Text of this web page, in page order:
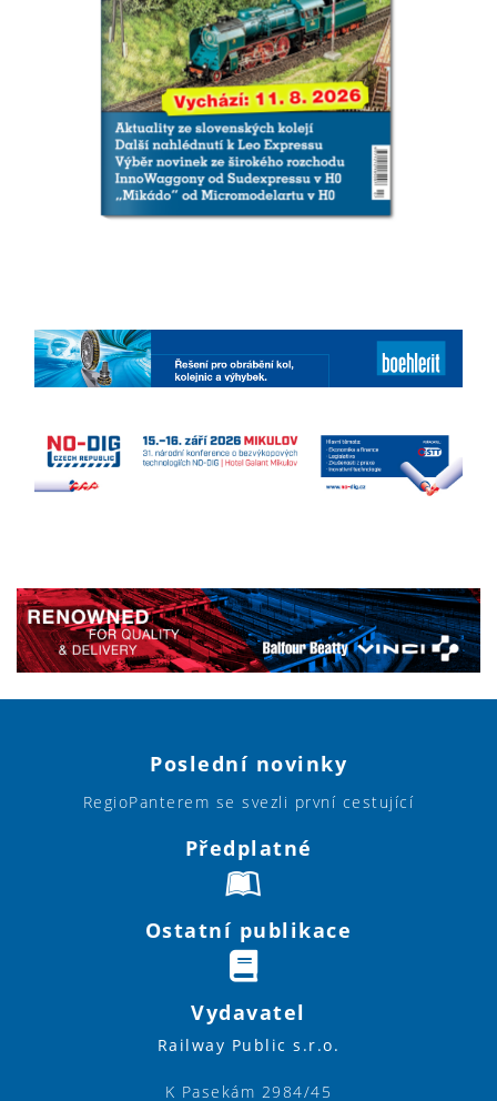
Poslední novinky
RegioPanterem se svezli první cestující
Předplatné
Ostatní publikace
Vydavatel
Railway Public s.r.o.
K Pasekám 2984/45